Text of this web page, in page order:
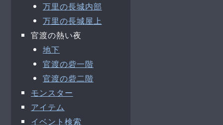
万里の長城内部
万里の長城屋上
官渡の熱い夜
地下
官渡の砦一階
官渡の砦二階
モンスター
アイテム
イベント検索